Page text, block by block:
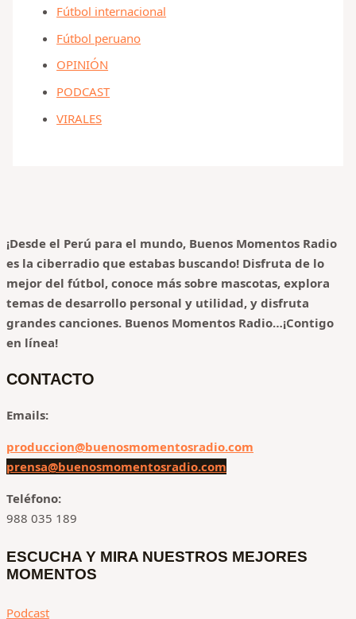
Fútbol internacional
Fútbol peruano
OPINIÓN
PODCAST
VIRALES
¡Desde el Perú para el mundo, Buenos Momentos Radio
es la ciberradio que estabas buscando! Disfruta de lo
mejor del fútbol, conoce más sobre mascotas, explora
temas de desarrollo personal y utilidad, y disfruta
grandes canciones. Buenos Momentos Radio…¡Contigo
en línea!
CONTACTO
Emails:
produccion@buenosmomentosradio.com
prensa@buenosmomentosradio.com
Teléfono:
988 035 189
ESCUCHA Y MIRA NUESTROS MEJORES
MOMENTOS
Podcast